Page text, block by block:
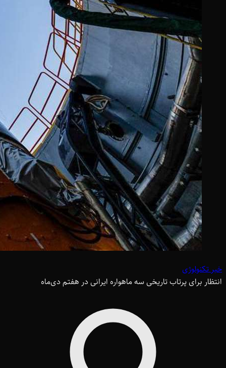
خبر تکنولوژی
انتظار برای پرتاب تاریخی سه ماهواره ایرانی در هفتم دی‌ماه